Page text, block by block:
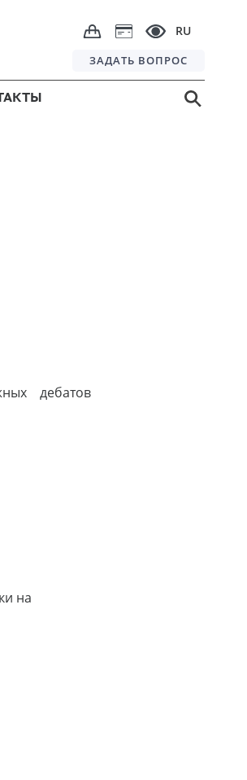
RU
ЗАДАТЬ ВОПРОС
дебатов
на